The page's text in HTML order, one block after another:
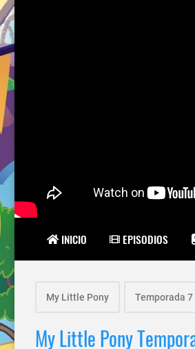
INICIO EPISODIOS
My Little Pony Temporada 7
My Little Pony